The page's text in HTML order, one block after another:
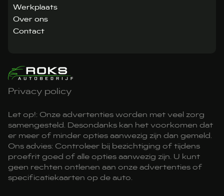
Werkplaats
Over ons
Contact
Privacy policy
Let op!: Onze advertenties worden met veel zorg
samengesteld. Desondanks kan het voorkomen dat
er meer of minder opties aanwezig zijn dan gemeld.
Ons advies: Controleer bij bezichtiging of tijdens
proefrit goed of alle opties aanwezig zijn. U kunt
geen rechten ontlenen aan onze advertenties of
specificatiekaarten op de auto.